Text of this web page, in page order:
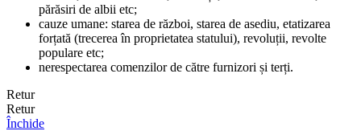
părăsiri de albii etc;
cauze umane: starea de război, starea de asediu, etatizarea
forțată (trecerea în proprietatea statului), revoluții, revolte
populare etc;
nerespectarea comenzilor de către furnizori și terți.
Retur
Retur
Închide